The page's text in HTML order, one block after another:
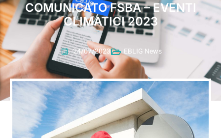
COMUNICATO FSBA – EVENTI
CLIMATICI 2023
24/07/2023 EBLIG News